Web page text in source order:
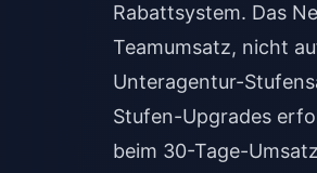
Rabattsystem. Das
Teamumsatz, nicht
Unteragentur-
Stufen-Upgrades
beim 30-Tage-